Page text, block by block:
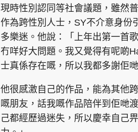
現時性別認同等社會議題，雖然
作為跨性別人士，SY不介意身份
多樂迷。他說：「上年出第一首
冇咩好大問題。我又覺得有呢啲
士真係存在嘅，所以我都多謝佢哋
他很感激自己的作品，能為其他
嘅朋友，話我嘅作品陪伴到佢哋
己都經歷過迷失，所以慶幸自己